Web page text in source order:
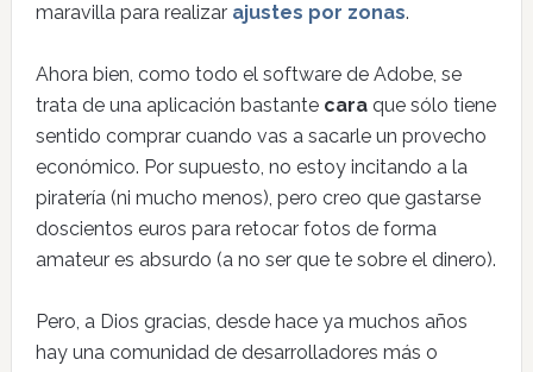
maravilla para realizar ajustes por zonas.
Ahora bien, como todo el software de Adobe, se
trata de una aplicación bastante caraque sólo tiene
sentido comprar cuando vas a sacarle un provecho
económico. Por supuesto, no estoy incitando a la
piratería (ni mucho menos), pero creo que gastarse
doscientos euros para retocar fotos de forma
amateur es absurdo (a no ser que te sobre el dinero).
Pero, a Dios gracias, desde hace ya muchos años
hay una comunidad de desarrolladores más o